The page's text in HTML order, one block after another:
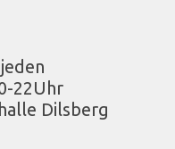
22Uhr
Dilsberg